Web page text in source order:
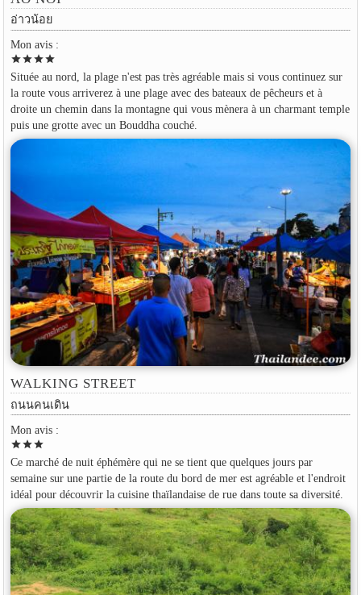
อ่าวน้อย
Mon avis :
starstarstarstar
Située au nord, la plage n'est pas très agréable mais si vous continuez sur
la route vous arriverez à une plage avec des bateaux de pêcheurs et à
droite un chemin dans la montagne qui vous mènera à un charmant temple
puis une grotte avec un Bouddha couché.
WALKING STREET
ถนนคนเดิน
Mon avis :
starstarstar
Ce marché de nuit éphémère qui ne se tient que quelques jours par
semaine sur une partie de la route du bord de mer est agréable et l'endroit
idéal pour découvrir la cuisine thaïlandaise de rue dans toute sa diversité.